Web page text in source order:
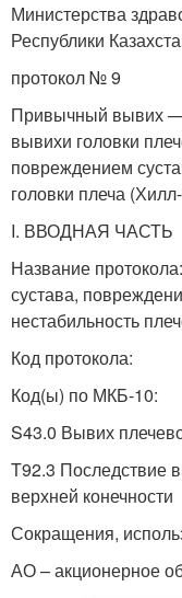
Министерства
Республики
протокол № 9
Привычный вывих
вывихи головки
повреждением
головки плеча
I. ВВОДНАЯ ЧАСТЬ
Название
сустава,
нестабильность
Код протокола:
Код(ы) по МКБ-10:
S43.0 Вывих
T92.3 Последствие
верхней конечности
Сокращения,
АО – акционерное